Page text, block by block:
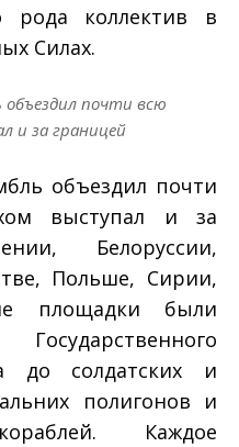
рода коллектив в
Силах.
почти всю
и за границей
объездил почти
выступал и за
Белоруссии,
Польше, Сирии,
площадки были
до солдатских и
полигонов и
Каждое